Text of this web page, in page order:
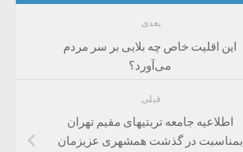
بعدی
این اقلیت خاص چه بلایی بر سر مردم
می‌آورد؟
قبلی
اطلاعیه جامعه تربتیهای مقیم تهران
بمناسبت در گذشت همشهری عزیزمان